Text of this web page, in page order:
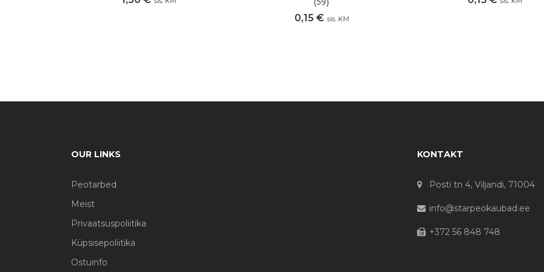
0,15 € sis. KM
OUR LINKS
Peotarbed
Meist
Privaatsuspoliitika
Küpsisepoliitika
Ostuinfo
KONTAKT
Posti tn 4, Viljandi, 71004
info@starpeokaubad.ee
+372 56 848 748